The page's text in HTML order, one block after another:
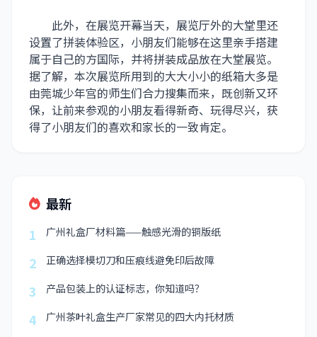
此外，在展览开幕当天，展览厅外的大堂里还
设置了拼装体验区，小朋友们能够在这里亲手搭建
属于自己的方国际，并将拼装成品放在大堂展览。
据了解，本次展览所用到的大大小小的纸箱大多是
由莞城少年宫的师生们合力搜集而来，既创新又环
保，让前来参观的小朋友看得新奇、玩得尽兴，获
得了小朋友们的喜欢和家长的一致肯定。
最新
1
广州礼盒厂材料篇——触感光滑的铜版纸
2 正确选择模切刀和压痕线避免印后故障
3 产品包装上的认证标志，你知道吗？
4 广州茶叶礼盒生产厂家常见的四大内托材质